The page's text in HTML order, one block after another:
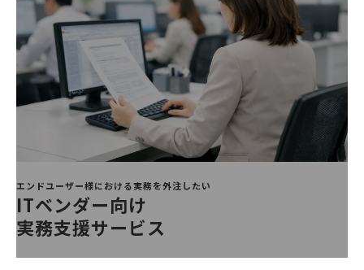
エンドユーザー様における実務を外注したい
ITベンダー向け
実務支援サービス